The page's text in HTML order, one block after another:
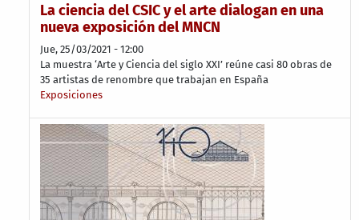
La ciencia del CSIC y el arte dialogan en una
nueva exposición del MNCN
Jue, 25/03/2021 - 12:00
La muestra ‘Arte y Ciencia del siglo XXI’ reúne casi 80 obras de
35 artistas de renombre que trabajan en España
Exposiciones